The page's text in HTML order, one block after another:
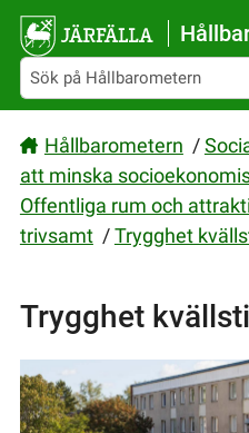
Gå direkt till sidans innehåll
Hållbarometern /
att minska
Offentliga rum och
trivsamt /Trygghet
Trygghet